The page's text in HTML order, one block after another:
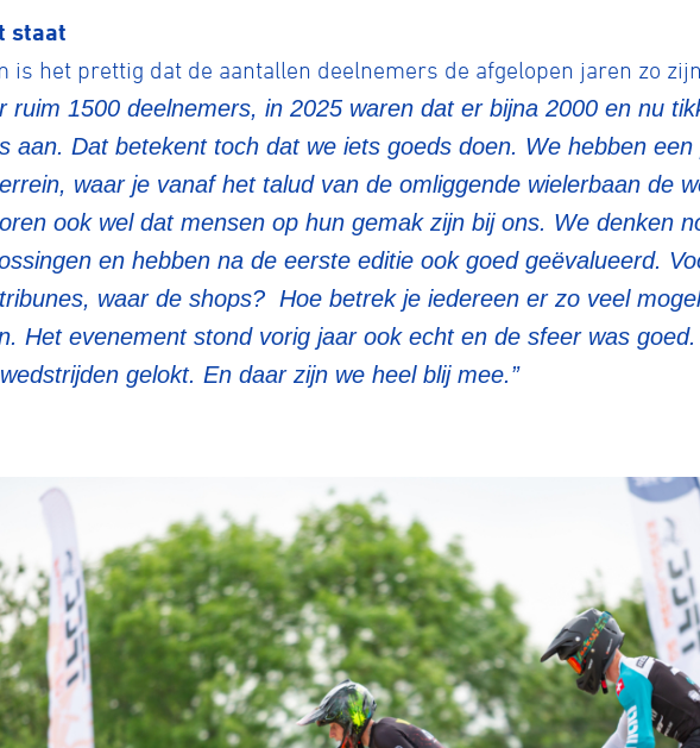
staat
is het prettig dat de aantallen deelnemers de afgelopen jaren zo
ruim 1500 deelnemers, in 2025 waren dat er bijna 2000 en nu
aan. Dat betekent toch dat we iets goeds doen. We hebben
waar je vanaf het talud van de omliggende wielerbaan de
ook wel dat mensen op hun gemak zijn bij ons. We denken
en hebben na de eerste editie ook goed geëvalueerd.
waar de shops? Hoe betrek je iedereen er zo veel
Het evenement stond vorig jaar ook echt en de sfeer was
gelokt. En daar zijn we heel blij mee.”
Baanwielrennen
BMX freestyle
Veldrijden
Pumptrack